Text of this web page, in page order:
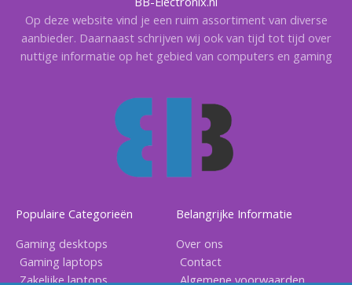
Op deze website vind je een ruim assortiment van diverse
aanbieder. Daarnaast schrijven wij ook van tijd tot tijd over
nuttige informatie op het gebied van computers en gaming
Populaire Categorieën
Gaming desktops
Gaming laptops
Zakelijke laptops
Belangrijke Informatie
Over ons
Contact
Algemene voorwaarden